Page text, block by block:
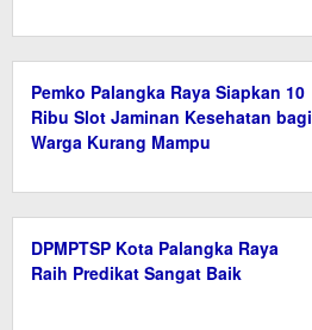
Pemko Palangka Raya Siapkan 10
Ribu Slot Jaminan Kesehatan bagi
Warga Kurang Mampu
DPMPTSP Kota Palangka Raya
Raih Predikat Sangat Baik